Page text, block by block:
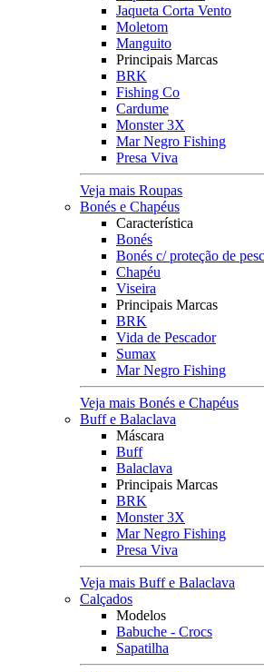
Jaqueta Corta Vento
Moletom
Manguito
Principais Marcas
BRK
Fishing Co
Cardume
Monster 3X
Mar Negro Fishing
Presa Viva
Veja mais Roupas
Bonés e Chapéus
Característica
Bonés
Bonés c/ proteção de
Chapéu
Viseira
Principais Marcas
BRK
Vida de Pescador
Sumax
Mar Negro Fishing
Veja mais Bonés e Chapéus
Buff e Balaclava
Máscara
Buff
Balaclava
Principais Marcas
BRK
Monster 3X
Mar Negro Fishing
Presa Viva
Veja mais Buff e Balaclava
Calçados
Modelos
Babuche - Crocs
Sapatilha